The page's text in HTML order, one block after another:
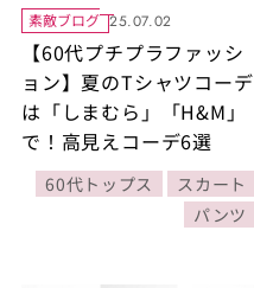
素敵ブログ 25.07.02
【60代プチプラファッシ
ョン】夏のTシャツコーデ
は「しまむら」「H&M」
で！高見えコーデ6選
60代トップス
スカート
パンツ